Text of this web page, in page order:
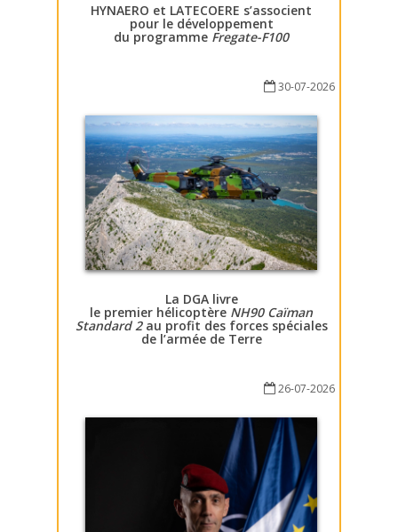
HYNAERO et LATECOERE s’associent
pour le développement
du programme Fregate-F100
30-07-2026
La DGA livre
le premier hélicoptère NH90 Caïman
Standard 2au profit des forces spéciales
de l’armée de Terre
26-07-2026